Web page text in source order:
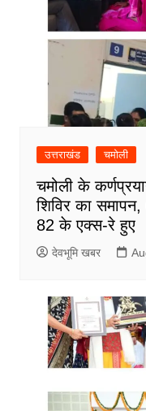
उत्तराखंड चमोली
चमोली के
शिविर का
82 के एक्स-रे हुए
देवभूमि खबर